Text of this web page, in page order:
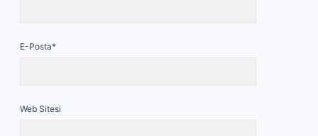
E-Posta*
Web Sitesi